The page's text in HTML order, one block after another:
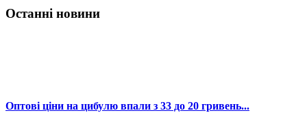
Останні новини
Оптові ціни на цибулю впали з 33 до 20 гривень...